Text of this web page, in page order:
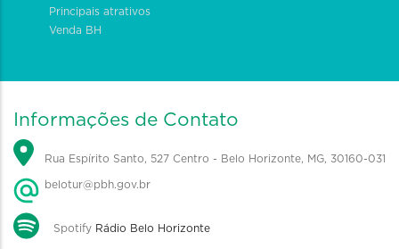
Principais atrativos
Venda BH
Informações de Contato
Rua Espírito Santo, 527 Centro - Belo Horizonte, MG, 30160-031
belotur@pbh.gov.br
Spotify Rádio Belo Horizonte